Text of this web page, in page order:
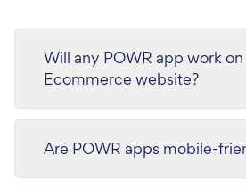
Will any POWR app work
Ecommerce website?
Are POWR apps mobile-